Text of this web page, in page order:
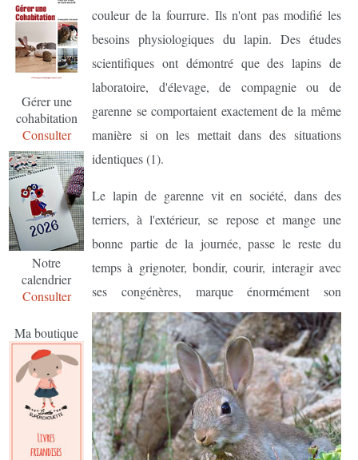
Gérer une
cohabitation
Consulter
Notre
calendrier
Consulter
Ma boutique
couleur de la fourrure. Ils n'ont pas modifié les
besoins physiologiques du lapin. Des études
scientifiques ont démontré que des lapins de
laboratoire, d'élevage, de compagnie ou de
garenne se comportaient exactement de la même
manière si on les mettait dans des situations
identiques (1).
Le lapin de garenne vit en société, dans des
terriers, à l'extérieur, se repose et mange une
bonne partie de la journée, passe le reste du
temps à grignoter, bondir, courir, interagir avec
ses congénères, marque énormément son